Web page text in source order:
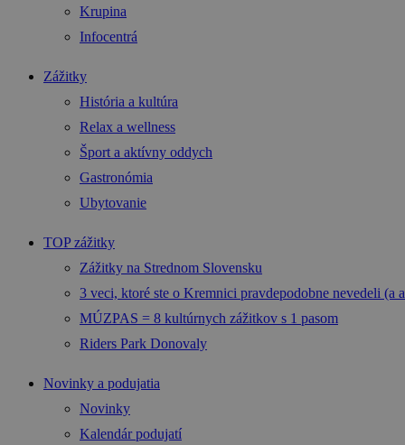
Krupina
Infocentrá
Zážitky
História a kultúra
Relax a wellness
Šport a aktívny oddych
Gastronómia
Ubytovanie
TOP zážitky
Zážitky na Strednom Slovensku
3 veci, ktoré ste o Kremnici pravdepodobne nevedeli (a
MÚZPAS = 8 kultúrnych zážitkov s 1 pasom
Riders Park Donovaly
Novinky a podujatia
Novinky
Kalendár podujatí